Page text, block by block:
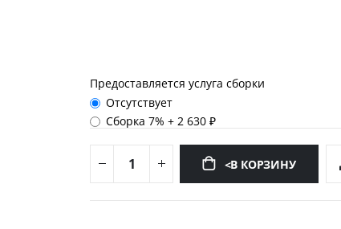
Предоставляется услуга сборки
Отсутствует
Сборка 7%+2 630 ₽
<В КОРЗИНУ